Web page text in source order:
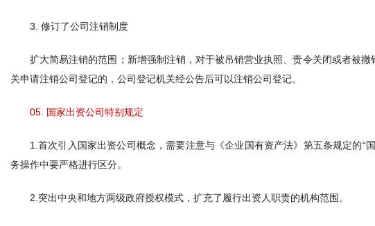
3. 修订了公司注销制度
扩大简易注销的范围；新增强制注销，对于被吊销营业执照、责令关闭或者被
关申请注销公司登记的，公司登记机关经公告后可以注销公司登记。
05. 国家出资公司特别规定
1.首次引入国家出资公司概念，需要注意与《企业国有资产法》第五条规定的“
务操作中要严格进行区分。
2.突出中央和地方两级政府授权模式，扩充了履行出资人职责的机构范围。